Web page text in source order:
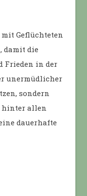
Geflüchteten
damit die
Frieden in der
unermüdlicher
sondern
hinter allen
dauerhafte